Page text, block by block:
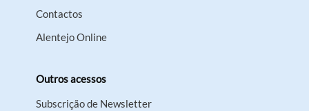
Contactos
Alentejo Online
Outros acessos
Subscrição de Newsletter